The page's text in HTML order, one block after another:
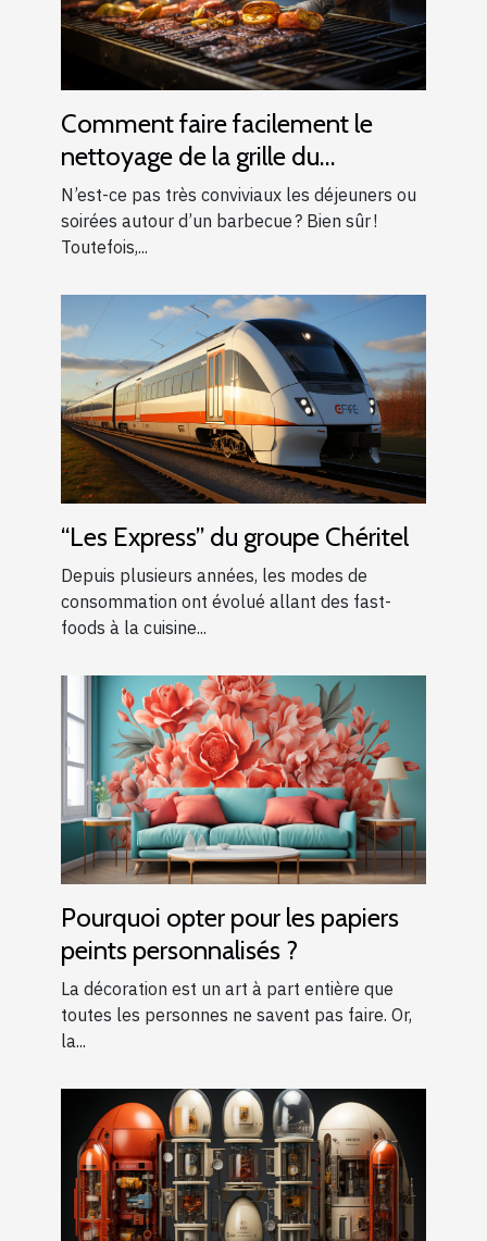
Comment faire facilement le
nettoyage de la grille du
barbecue ?
N’est-ce pas très conviviaux les déjeuners ou
soirées autour d’un barbecue ? Bien sûr !
Toutefois,...
“Les Express” du groupe Chéritel
Depuis plusieurs années, les modes de
consommation ont évolué allant des fast-
foods à la cuisine...
Pourquoi opter pour les papiers
peints personnalisés ?
La décoration est un art à part entière que
toutes les personnes ne savent pas faire. Or,
la...